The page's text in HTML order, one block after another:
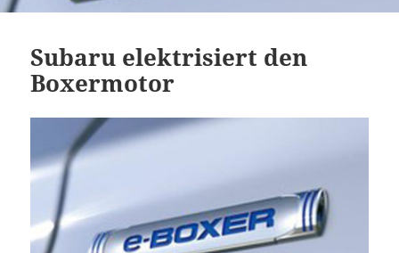
Subaru elektrisiert den
Boxermotor